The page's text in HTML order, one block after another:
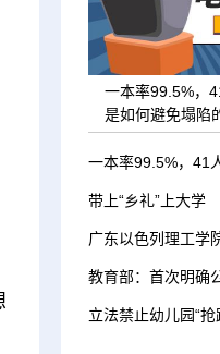
一本率99.5%，
是如何避免塌陷
带上“乡礼”上大学
立法禁止幼儿园“